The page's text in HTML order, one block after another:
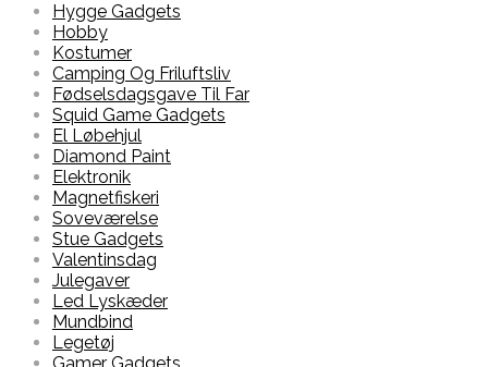
Hygge Gadgets
Hobby
Kostumer
Camping Og Friluftsliv
Fødselsdagsgave Til Far
Squid Game Gadgets
El Løbehjul
Diamond Paint
Elektronik
Magnetfiskeri
Soveværelse
Stue Gadgets
Valentinsdag
Julegaver
Led Lyskæder
Mundbind
Legetøj